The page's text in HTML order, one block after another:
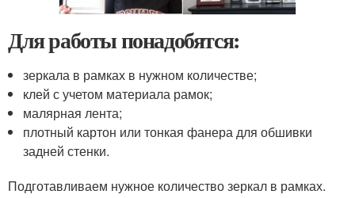
Для работы понадобятся:
зеркала в рамках в нужном количестве;
клей с учетом материала рамок;
малярная лента;
плотный картон или тонкая фанера для обшивки
задней стенки.
Подготавливаем нужное количество зеркал в рамках.